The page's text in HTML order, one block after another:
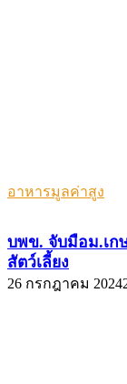
อาหารมูลค่าสูง
บพข. จับมือม.เก
สัตว์เลี้ยง
26 กรกฎาคม 2024